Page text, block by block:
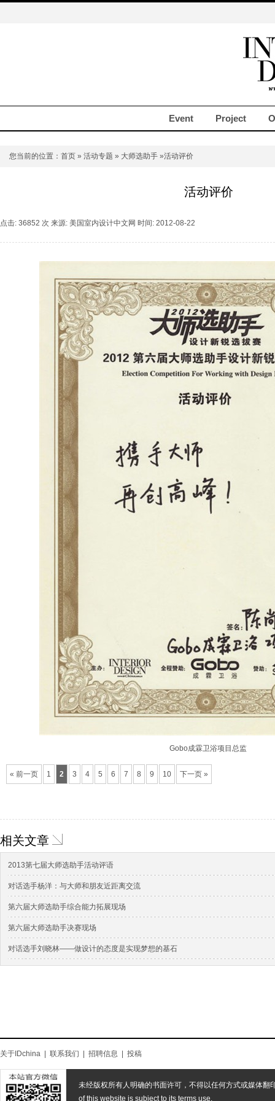
Event Project
您当前的位置： 首页 » 活动专题 » 大师选助手 »活动评价
活动评价
点击: 36852 次 来源: 美国室内设计中文网 时间: 2012-08-22
Gobo成霖卫浴项目总监
« 前一页 1 2 3 4 5 6 7 8 9 10 下一页 »
相关文章
2013第七届大师选助手活动评语
对话选手杨洋：与大师和朋友近距离交流
第六届大师选助手综合能力拓展现场
第六届大师选助手决赛现场
对话选手刘晓林——做设计的态度是实现梦想的基石
关于IDchina 联系我们 招聘信息 投稿
未经版权所有人明确的书面许可，不得以任何方式或媒体翻
of this website is subject to its terms use.